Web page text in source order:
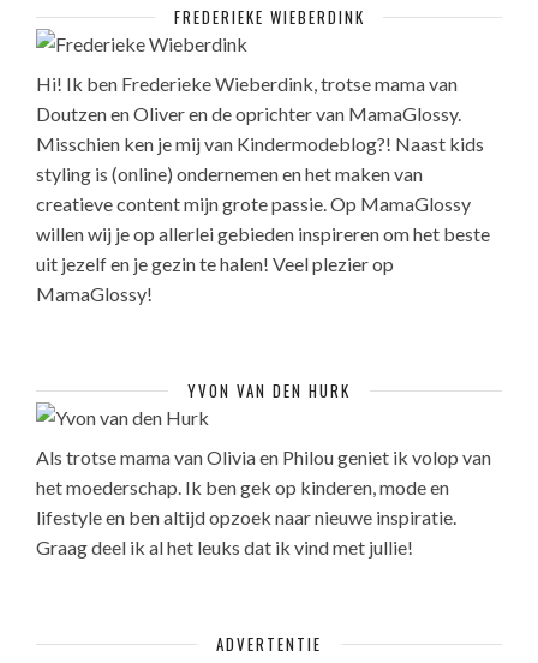
FREDERIEKE WIEBERDINK
Hi! Ik ben Frederieke Wieberdink, trotse mama van
Doutzen en Oliver en de oprichter van MamaGlossy.
Misschien ken je mij van Kindermodeblog?! Naast kids
styling is (online) ondernemen en het maken van
creatieve content mijn grote passie. Op MamaGlossy
willen wij je op allerlei gebieden inspireren om het beste
uit jezelf en je gezin te halen! Veel plezier op
MamaGlossy!
YVON VAN DEN HURK
Als trotse mama van Olivia en Philou geniet ik volop van
het moederschap. Ik ben gek op kinderen, mode en
lifestyle en ben altijd opzoek naar nieuwe inspiratie.
Graag deel ik al het leuks dat ik vind met jullie!
ADVERTENTIE